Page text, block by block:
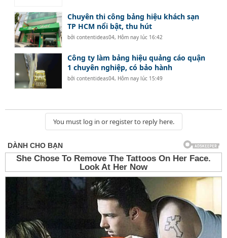
Chuyên thi công bảng hiệu khách sạn
TP HCM nổi bật, thu hút
bởicontentideas04, Hôm nay lúc 16:42
Công ty làm bảng hiệu quảng cáo quận
1 chuyên nghiệp, có bảo hành
bởicontentideas04, Hôm nay lúc 15:49
You must log in or register to reply here.